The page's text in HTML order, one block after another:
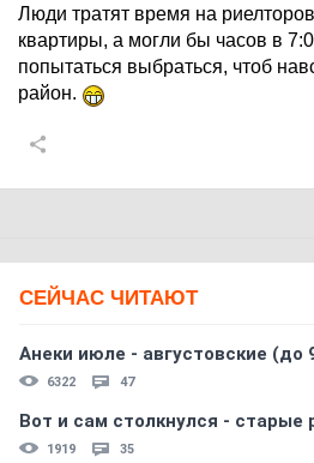
Люди тратят время на
квартиры, а могли бы часов в
попытаться выбраться, чтоб
район.
СЕЙЧАС ЧИТАЮТ
Анеки июле - августовские (до
6322 47
Вот и сам столкнулся - старые
1919 35